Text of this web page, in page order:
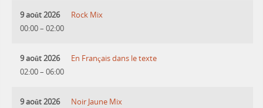
9 août 2026
00:00– 02:00
Rock Mix
9 août 2026
02:00– 06:00
En Français dans le texte
9 août 2026
Noir Jaune Mix